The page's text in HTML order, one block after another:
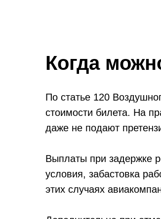
Когда
По статье 120
стоимости билета. На
даже не подают
Выплаты при задержке
условия, забастовка
этих случаях